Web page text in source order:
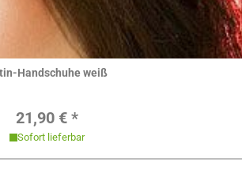
Hier ansehen
Handschuhe weiß
Regulärer Preis:
21,90 € *
Sofort lieferbar